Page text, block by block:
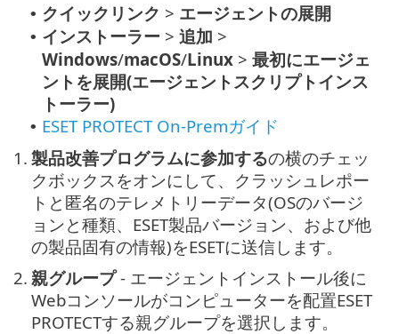
• クイックリンク > エージェントの展開
• インストーラー > 追加 >
Windows/macOS/Linux > 最初にエージェ
ントを展開(エージェントスクリプトインス
トーラー)
• ESET PROTECT On-Premガイド
1. 製品改善プログラムに参加するの横のチェッ
クボックスをオンにして、クラッシュレポー
トと匿名のテレメトリーデータ(OSのバージ
ョンと種類、ESET製品バージョン、および他
の製品固有の情報)をESETに送信します。
2. 親グループ- エージェントインストール後に
Webコンソールがコンピューターを配置ESET
PROTECTする親グループを選択します。